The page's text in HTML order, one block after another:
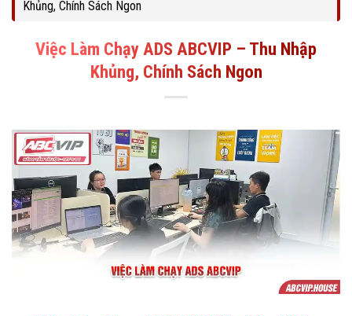
Khủng, Chính Sách Ngon
Việc Làm Chạy ADS ABCVIP – Thu Nhập
Khủng, Chính Sách Ngon